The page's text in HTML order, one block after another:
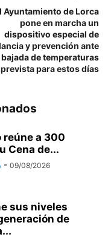
Ayuntamiento de Lorca
pone en marcha un
dispositivo especial de
y prevención ante
bajada de temperaturas
prevista para estos días
reúne a 300
Cena de...
- 09/08/2026
sus niveles
de